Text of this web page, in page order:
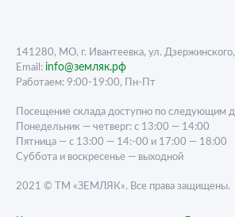
141280, МО, г. Ивантеевка, ул. Дзержинского,
Email: info@земляк.рф
Работаем: 9:00-19:00, Пн-Пт
Посещение склада доступно по следующим
Понедельник — четверг: с 13:00 — 14:00
Пятница — с 13:00 — 14:-00 и 17:00 — 18:00
Суббота и воскресенье — выходной
2021 © ТМ «ЗЕМЛЯК». Все права защищены.